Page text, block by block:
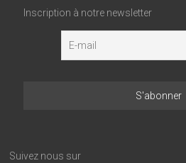
Inscription à notre newsletter
Suivez nous sur